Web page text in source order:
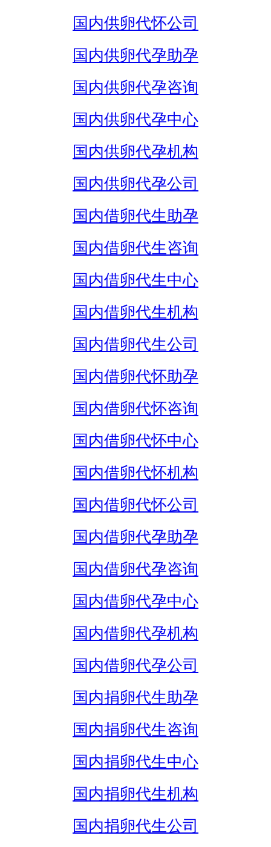
国内供卵代怀公司
国内供卵代孕助孕
国内供卵代孕咨询
国内供卵代孕中心
国内供卵代孕机构
国内供卵代孕公司
国内借卵代生助孕
国内借卵代生咨询
国内借卵代生中心
国内借卵代生机构
国内借卵代生公司
国内借卵代怀助孕
国内借卵代怀咨询
国内借卵代怀中心
国内借卵代怀机构
国内借卵代怀公司
国内借卵代孕助孕
国内借卵代孕咨询
国内借卵代孕中心
国内借卵代孕机构
国内借卵代孕公司
国内捐卵代生助孕
国内捐卵代生咨询
国内捐卵代生中心
国内捐卵代生机构
国内捐卵代生公司